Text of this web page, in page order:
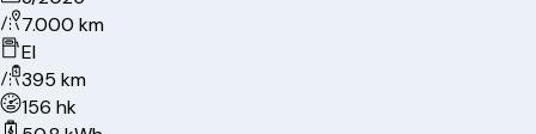
7.000 km
El
395 km
156 hk